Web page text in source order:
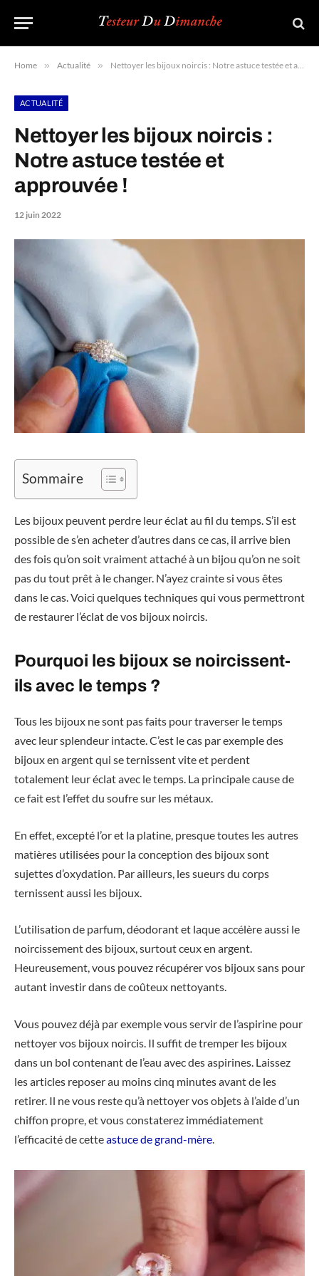
Home » Actualité » Nettoyer les bijoux noircis : Notre astuce testée et approuvée !
ACTUALITÉ
Nettoyer les bijoux noircis :
Notre astuce testée et
approuvée !
12 juin 2022
Sommaire
Les bijoux peuvent perdre leur éclat au fil du temps. S’il est
possible de s’en acheter d’autres dans ce cas, il arrive bien
des fois qu’on soit vraiment attaché à un bijou qu’on ne soit
pas du tout prêt à le changer. N’ayez crainte si vous êtes
dans le cas. Voici quelques techniques qui vous permettront
de restaurer l’éclat de vos bijoux noircis.
Pourquoi les bijoux se noircissent-
ils avec le temps ?
Tous les bijoux ne sont pas faits pour traverser le temps
avec leur splendeur intacte. C’est le cas par exemple des
bijoux en argent qui se ternissent vite et perdent
totalement leur éclat avec le temps. La principale cause de
ce fait est l’effet du soufre sur les métaux.
En effet, excepté l’or et la platine, presque toutes les autres
matières utilisées pour la conception des bijoux sont
sujettes d’oxydation. Par ailleurs, les sueurs du corps
ternissent aussi les bijoux.
L’utilisation de parfum, déodorant et laque accélère aussi le
noircissement des bijoux, surtout ceux en argent.
Heureusement, vous pouvez récupérer vos bijoux sans pour
autant investir dans de coûteux nettoyants.
Vous pouvez déjà par exemple vous servir de l’aspirine pour
nettoyer vos bijoux noircis. Il suffit de tremper les bijoux
dans un bol contenant de l’eau avec des aspirines. Laissez
les articles reposer au moins cinq minutes avant de les
retirer. Il ne vous reste qu’à nettoyer vos objets à l’aide d’un
chiffon propre, et vous constaterez immédiatement
l’efficacité de cetteastuce de grand-mère